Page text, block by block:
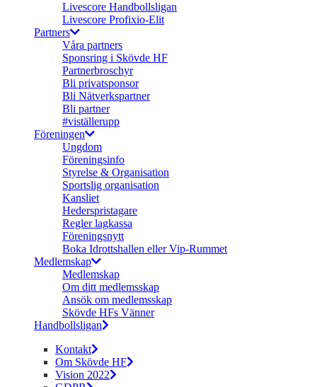
Livescore Handbollsligan
Livescore Profixio-Elit
Partners
Våra partners
Sponsring i Skövde HF
Partnerbroschyr
Bli privatsponsor
Bli Nätverkspartner
Bli partner
#viställerupp
Föreningen
Ungdom
Föreningsinfo
Styrelse & Organisation
Sportslig organisation
Kansliet
Hederspristagare
Regler lagkassa
Föreningsnytt
Boka Idrottshallen eller Vip-Rummet
Medlemskap
Medlemskap
Om ditt medlemsskap
Ansök om medlemsskap
Skövde HFs Vänner
Handbollsligan
Kontakt
Om Skövde HF
Vision 2022